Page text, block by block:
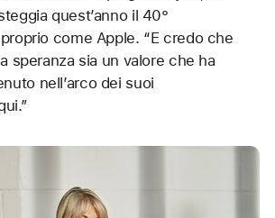
quest’anno il 40°
come Apple. “E credo che
speranza sia un valore che ha
nell’arco dei suoi